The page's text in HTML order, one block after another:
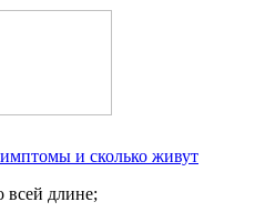
и сколько живут
всей длине;